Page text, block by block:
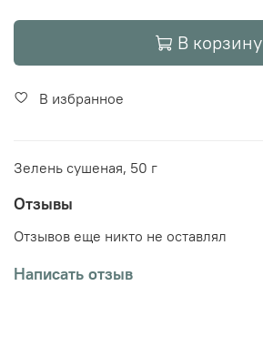
В корзину
В избранное
Зелень сушеная, 50 г
Отзывы
Отзывов еще никто не оставлял
Написать отзыв